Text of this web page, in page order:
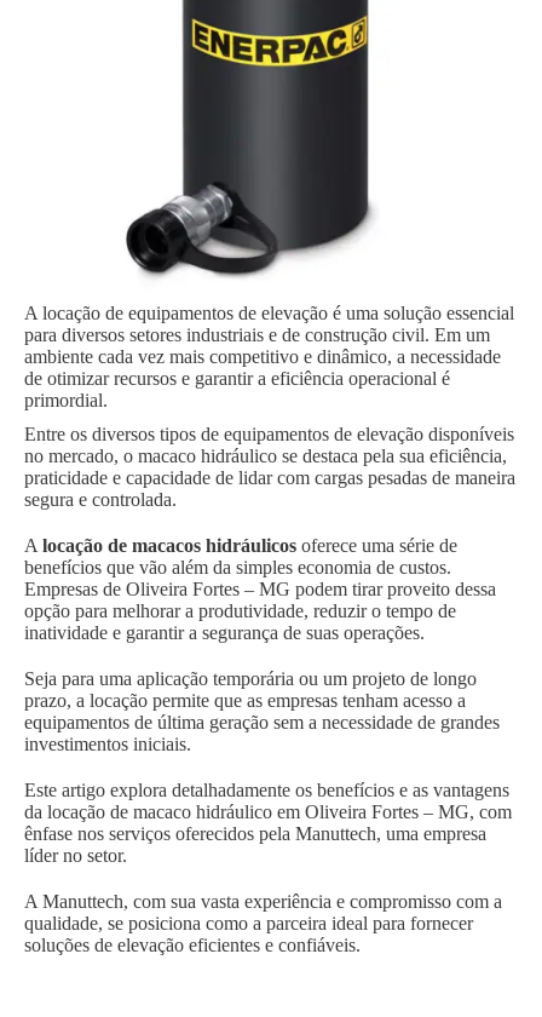
A locação de equipamentos de elevação é uma solução essencial
para diversos setores industriais e de construção civil. Em um
ambiente cada vez mais competitivo e dinâmico, a necessidade
de otimizar recursos e garantir a eficiência operacional é
primordial.
Entre os diversos tipos de equipamentos de elevação disponíveis
no mercado, o macaco hidráulico se destaca pela sua eficiência,
praticidade e capacidade de lidar com cargas pesadas de maneira
segura e controlada.
A locação de macacos hidráulicos oferece uma série de
benefícios que vão além da simples economia de custos.
Empresas de Oliveira Fortes – MG podem tirar proveito dessa
opção para melhorar a produtividade, reduzir o tempo de
inatividade e garantir a segurança de suas operações.
Seja para uma aplicação temporária ou um projeto de longo
prazo, a locação permite que as empresas tenham acesso a
equipamentos de última geração sem a necessidade de grandes
investimentos iniciais.
Este artigo explora detalhadamente os benefícios e as vantagens
da locação de macaco hidráulico em Oliveira Fortes – MG, com
ênfase nos serviços oferecidos pela Manuttech, uma empresa
líder no setor.
A Manuttech, com sua vasta experiência e compromisso com a
qualidade, se posiciona como a parceira ideal para fornecer
soluções de elevação eficientes e confiáveis.